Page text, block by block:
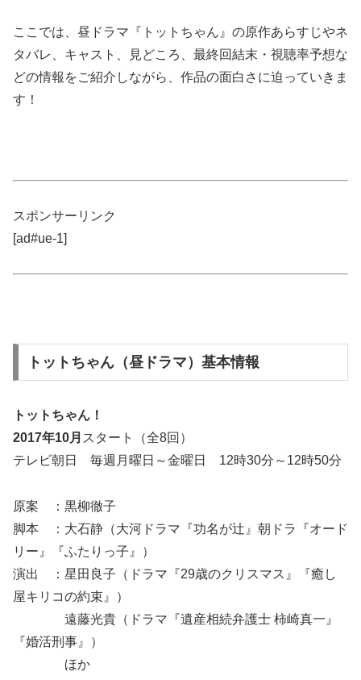
ここでは、昼ドラマ『トットちゃん』の原作あらすじやネ
タバレ、キャスト、見どころ、最終回結末・視聴率予想な
どの情報をご紹介しながら、作品の面白さに迫っていきま
す！
スポンサーリンク
[ad#ue-1]
トットちゃん（昼ドラマ）基本情報
トットちゃん！
2017年10月 スタート（全8回）
テレビ朝日 毎週月曜日～金曜日 12時30分～12時50分
原案 ：黒柳徹子
脚本 ：大石静（大河ドラマ『功名が辻』朝ドラ『オード
リー』『ふたりっ子』）
演出 ：星田良子（ドラマ『29歳のクリスマス』『癒し
屋キリコの約束』）
遠藤光貴（ドラマ『遺産相続弁護士 柿崎真一』
『婚活刑事』）
ほか